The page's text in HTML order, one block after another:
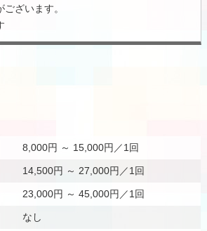
ざいます。
8,000円 ～ 15,000円／1回
14,500円 ～ 27,000円／1回
23,000円 ～ 45,000円／1回
なし